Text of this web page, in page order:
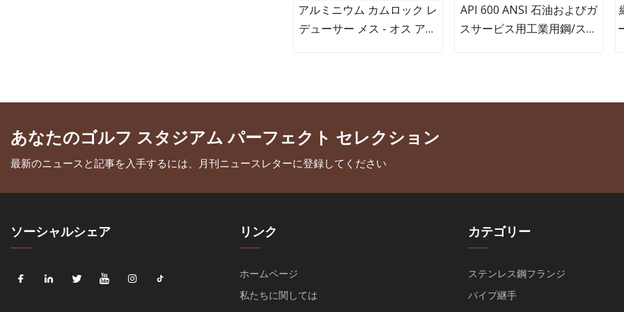
アルミニウム カムロック レ
デューサー メス - オス アダ
API 600 ANSI 石油およびガ
スサービス用工業用鋼/ステ
あなたのゴルフ スタジアム パーフェクト セレクション
最新のニュースと記事を入手するには、月刊ニュースレターに登録してください
ソーシャルシェア リンク
ホームページ
私たちに関しては
カテゴリー
ステンレス鋼フランジ
パイプ継手